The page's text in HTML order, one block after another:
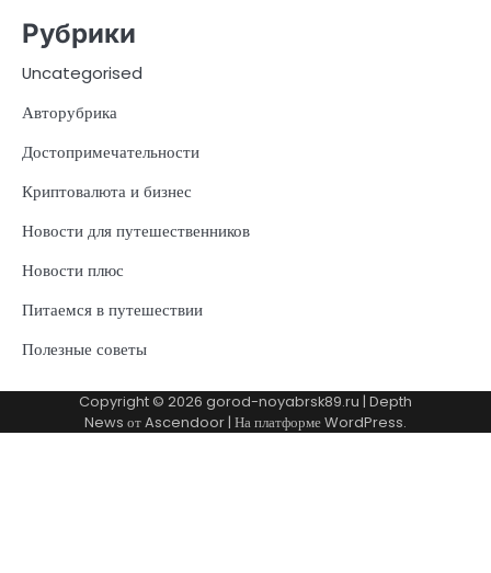
Рубрики
Uncategorised
Авторубрика
Достопримечательности
Криптовалюта и бизнес
Новости для путешественников
Новости плюс
Питаемся в путешествии
Полезные советы
Copyright © 2026 gorod-noyabrsk89.ru | Depth
News отAscendoor| На платформеWordPress.